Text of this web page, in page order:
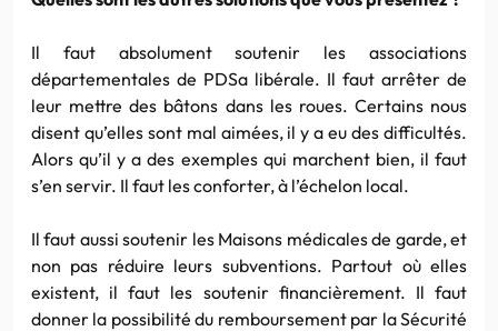
Il faut absolument soutenir les associations
départementales de PDSa libérale. Il faut arrêter de
leur mettre des bâtons dans les roues. Certains nous
disent qu’elles sont mal aimées, il y a eu des difficultés.
Alors qu’il y a des exemples qui marchent bien, il faut
s’en servir. Il faut les conforter, à l’échelon local.
Il faut aussi soutenir les Maisons médicales de garde, et
non pas réduire leurs subventions. Partout où elles
existent, il faut les soutenir financièrement. Il faut
donner la possibilité du remboursement par la Sécurité